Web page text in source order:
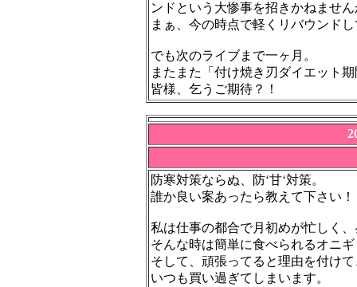
ンドという大惨事を招きかねませ
まぁ、今の時点で軽くリバウンド
でも次のライブまで一ヶ月。
またまた「付け焼き刃ダイエット
皆様、乞うご期待？！
防寒対策ならぬ、防‘甘‘対策。
誰か良い案あったら教えて下さい！
私は仕事の都合で月初めが忙しく
そんな時は簡単に食べられるオニ
そして、頑張ってると理由を付け
いつも買い過ぎてしまいます。